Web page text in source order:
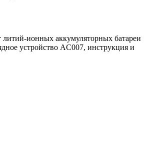
ионных аккумуляторных батареи
устройство AC007, инструкция и